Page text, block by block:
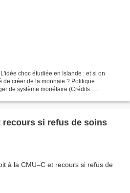
choc étudiée en Islande : et si on
de créer de la monnaie ? Politique
de système monétaire (Crédits :
recours si refus de soins